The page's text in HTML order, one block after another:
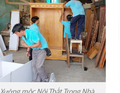
Xưởng mộc Nội Thất Trong Nhà